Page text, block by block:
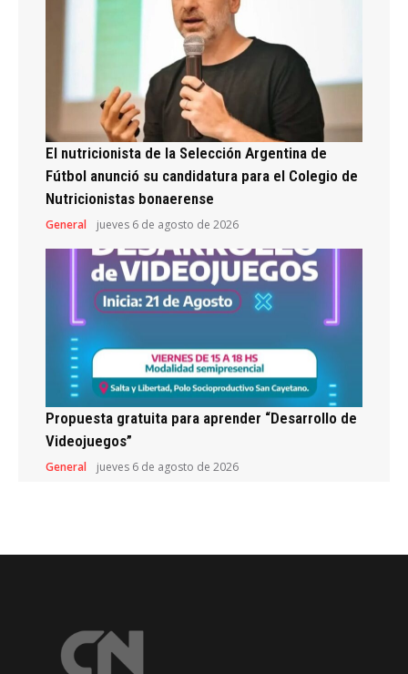
El nutricionista de la Selección Argentina de
Fútbol anunció su candidatura para el Colegio de
Nutricionistas bonaerense
General jueves 6 de agosto de 2026
Propuesta gratuita para aprender “Desarrollo de
Videojuegos”
General jueves 6 de agosto de 2026